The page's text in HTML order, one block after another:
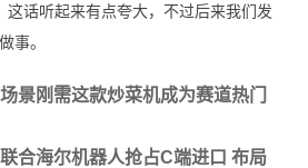
这话听起来有点夸大，不过后来我们发
事。
景刚需这款炒菜机成为赛道热门
合海尔机器人抢占C端进口 布局